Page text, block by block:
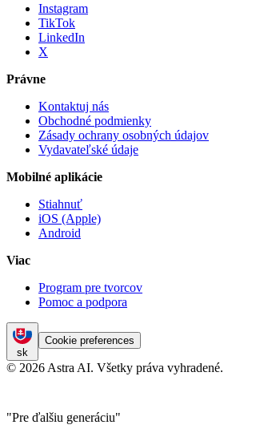
Instagram
TikTok
LinkedIn
X
Právne
Kontaktuj nás
Obchodné podmienky
Zásady ochrany osobných údajov
Vydavateľské údaje
Mobilné aplikácie
Stiahnuť
iOS (Apple)
Android
Viac
Program pre tvorcov
Pomoc a podpora
sk
Cookie preferences
© 2026 Astra AI. Všetky práva vyhradené.
"Pre ďalšiu generáciu"